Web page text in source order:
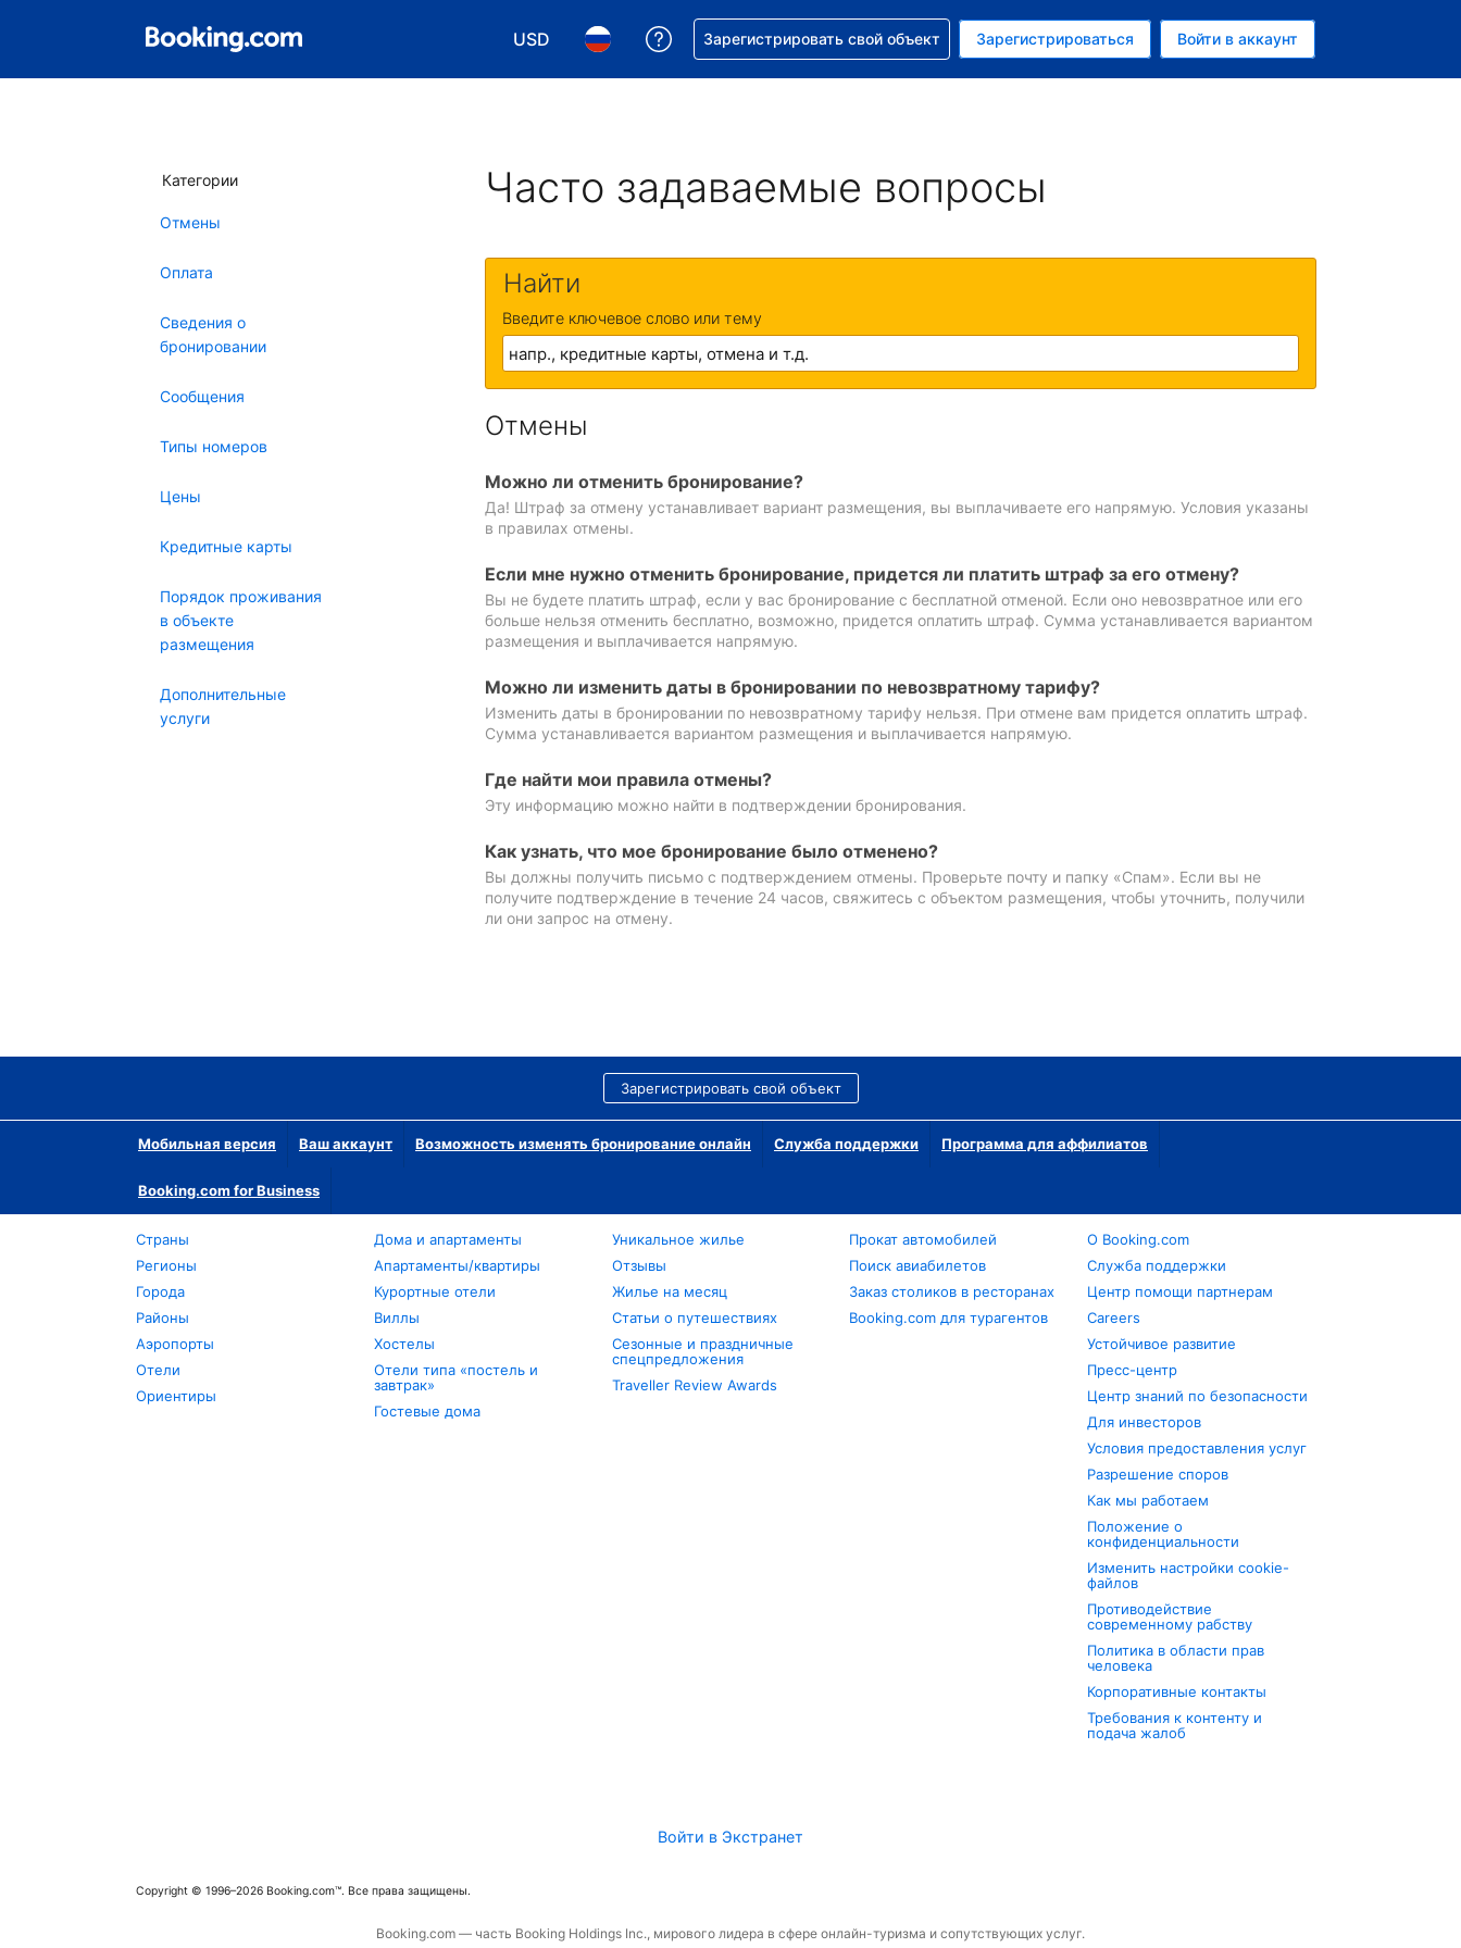
USD
Выберите валюту. Текущая валюта — Доллар США
Выберите язык. Текущий язык — На русском
Получите помощь с бронированием
Зарегистрировать свой объект Зарегистрироваться Войти в аккаунт
Категории
Отмены
Оплата
Сведения о
бронировании
Сообщения
Типы номеров
Цены
Кредитные карты
Порядок проживания
в объекте
размещения
Дополнительные
услуги
Часто задаваемые вопросы
Найти
Введите ключевое слово или тему
Отмены
Можно ли отменить бронирование?
Да! Штраф за отмену устанавливает вариант размещения, вы выплачиваете его напрямую. Условия указаны
в правилах отмены.
Если мне нужно отменить бронирование, придется ли платить штраф за его отмену?
Вы не будете платить штраф, если у вас бронирование с бесплатной отменой. Если оно невозвратное или его
больше нельзя отменить бесплатно, возможно, придется оплатить штраф. Сумма устанавливается вариантом
размещения и выплачивается напрямую.
Можно ли изменить даты в бронировании по невозвратному тарифу?
Изменить даты в бронировании по невозвратному тарифу нельзя. При отмене вам придется оплатить штраф.
Сумма устанавливается вариантом размещения и выплачивается напрямую.
Где найти мои правила отмены?
Эту информацию можно найти в подтверждении бронирования.
Как узнать, что мое бронирование было отменено?
Вы должны получить письмо с подтверждением отмены. Проверьте почту и папку «Спам». Если вы не
получите подтверждение в течение 24 часов, свяжитесь с объектом размещения, чтобы уточнить, получили
ли они запрос на отмену.
Зарегистрировать свой объект
Мобильная версия Ваш аккаунт Возможность изменять бронирование онлайн Служба поддержки Программа для аффилиатов
Booking.com for Business
Страны
Регионы
Города
Районы
Аэропорты
Отели
Ориентиры
Дома и апартаменты
Апартаменты/квартиры
Курортные отели
Виллы
Хостелы
Отели типа «постель и
завтрак»
Гостевые дома
Уникальное жилье
Отзывы
Жилье на месяц
Статьи о путешествиях
Сезонные и праздничные
спецпредложения
Traveller Review Awards
Прокат автомобилей
Поиск авиабилетов
Заказ столиков в ресторанах
Booking.com для турагентов
О Booking.com
Служба поддержки
Центр помощи партнерам
Careers
Устойчивое развитие
Пресс-центр
Центр знаний по безопасности
Для инвесторов
Условия предоставления услуг
Разрешение споров
Как мы работаем
Положение о
конфиденциальности
Изменить настройки cookie-
файлов
Противодействие
современному рабству
Политика в области прав
человека
Корпоративные контакты
Требования к контенту и
подача жалоб
Войти в Экстранет
Copyright © 1996–2026 Booking.com™. Все права защищены.
Booking.com — часть Booking Holdings Inc., мирового лидера в сфере онлайн-туризма и сопутствующих услуг.